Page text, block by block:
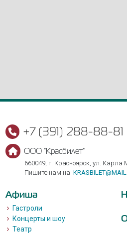
+7 (391) 288-88-81
ООО "Красбилет"
660049, г. Красноярск, ул. Карла
Пишите нам на
Афиша
Гастроли
Концерты и шоу
Театр